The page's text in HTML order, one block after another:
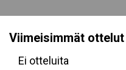
Viimeisimmät ottelut
Ei otteluita